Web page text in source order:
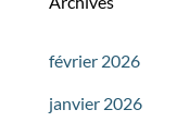
février 2026
janvier 2026